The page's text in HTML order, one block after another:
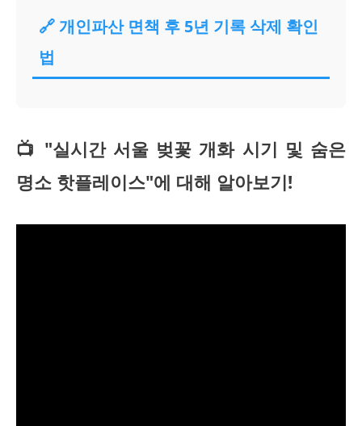
🔗 개인파산 면책 후 5년 기록 삭제 확인
법
📺 "실시간 서울 벚꽃 개화 시기 및 숨은
명소 핫플레이스"에 대해 알아보기!